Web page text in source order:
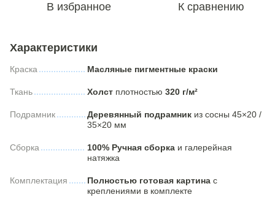
В избранное К сравнению
Характеристики
Краска Масляные пигментные краски
Ткань Холст плотностью 320 г/м²
Подрамник Деревянный подрамник из сосны 45×20 /
35×20 мм
Сборка 100% Ручная сборка и галерейная
натяжка
Комплектация Полностью готовая картина с
креплениями в комплекте